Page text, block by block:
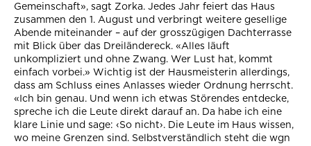
Gemeinschaft», sagt Zorka. Jedes Jahr feiert das Haus
zusammen den 1. August und verbringt weitere gesellige
Abende miteinander – auf der grosszügigen Dachterrasse
mit Blick über das Dreiländereck. «Alles läuft
unkompliziert und ohne Zwang. Wer Lust hat, kommt
einfach vorbei.» Wichtig ist der Hausmeisterin allerdings,
dass am Schluss eines Anlasses wieder Ordnung herrscht.
«Ich bin genau. Und wenn ich etwas Störendes entdecke,
spreche ich die Leute direkt darauf an. Da habe ich eine
klare Linie und sage: ‹So nicht›. Die Leute im Haus wissen,
wo meine Grenzen sind. Selbstverständlich steht die wgn